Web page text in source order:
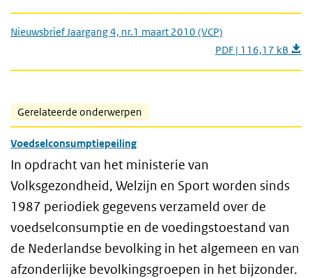
Nieuwsbrief Jaargang 4, nr.1 maart 2010 (VCP)
PDF | 116,17 kB
Gerelateerde onderwerpen
Voedselconsumptiepeiling
In opdracht van het ministerie van
Volksgezondheid, Welzijn en Sport worden sinds
1987 periodiek gegevens verzameld over de
voedselconsumptie en de voedingstoestand van
de Nederlandse bevolking in het algemeen en van
afzonderlijke bevolkingsgroepen in het bijzonder.